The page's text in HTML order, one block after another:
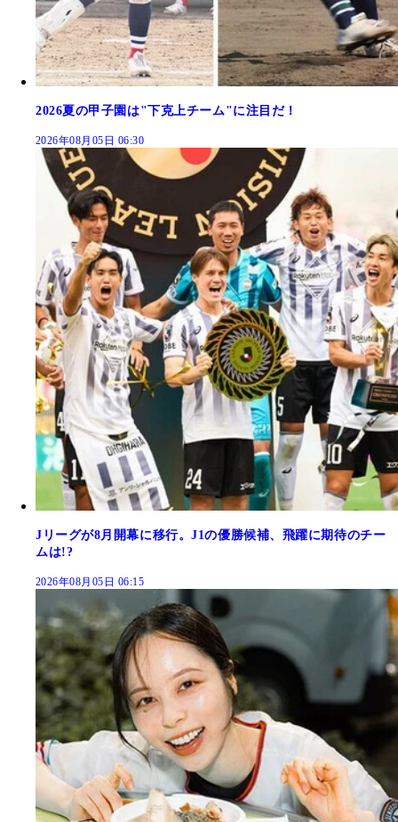
2026夏の甲子園は"下克上チーム"に注目だ！
2026年08月05日 06:30
Jリーグが8月開幕に移行。J1の優勝候補、飛躍に期待のチー
ムは!?
2026年08月05日 06:15